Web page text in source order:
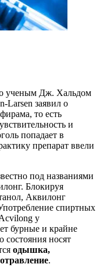
ученым Дж. Хальдом
Larsen заявил о
то есть
и
попадает в
препарат ввели
под названиями
Блокируя
Аквилонг
спиртных
у
бурные и крайне
состояния носят
одышка,
.